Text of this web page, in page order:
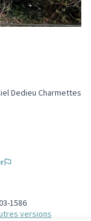
la catégorie : Réalisé
pour le secteur
Dedieu Charmettes
1586
versions